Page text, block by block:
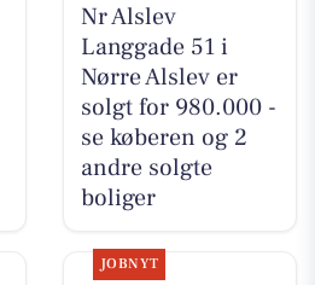
Nr Alslev
Langgade 51 i
Nørre Alslev er
solgt for 980.000 -
se køberen og 2
andre solgte
boliger
JOBNYT